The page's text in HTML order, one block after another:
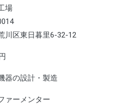
場
川区東日暮里6-32-12
器の設計・製造
ァーメンター